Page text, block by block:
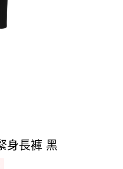
W's Balance Long Tight 緊身長褲 黑